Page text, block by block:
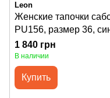
Leon
Женские тапочки
PU156, размер 36,
1 840 грн
В наличии
Купить